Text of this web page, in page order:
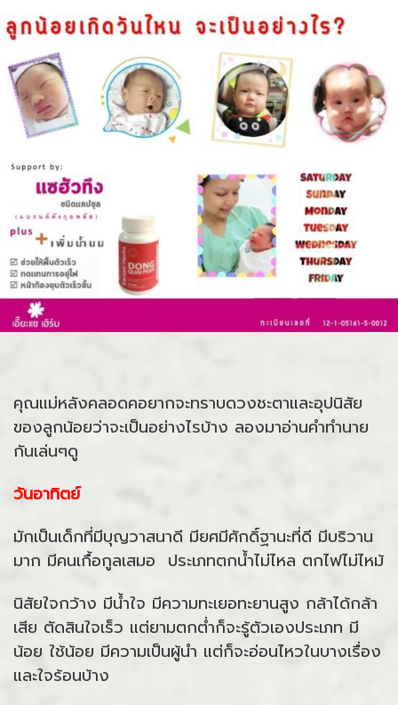
คุณแม่หลังคลอดคอยากจะทราบดวงชะตาและอุปนิสัย
ของลูกน้อยว่าจะเป็นอย่างไรบ้าง ลองมาอ่านคำทำนาย
กันเล่นๆดู
วันอาทิตย์
มักเป็นเด็กที่มีบุญวาสนาดี มียศมีศักดิ์ฐานะที่ดี มีบริวาน
มาก มีคนเกื้อกูลเสมอ ประเภทตกน้ำไม่ไหล ตกไฟไม่ไหม้
นิสัยใจกว้าง มีน้ำใจ มีความทะเยอทะยานสูง กล้าได้กล้า
เสีย ตัดสินใจเร็ว แต่ยามตกต่ำก็จะรู้ตัวเองประเภท มี
น้อย ใช้น้อย มีความเป็นผู้นำ แต่ก็จะอ่อนไหวในบางเรื่อง
และใจร้อนบ้าง